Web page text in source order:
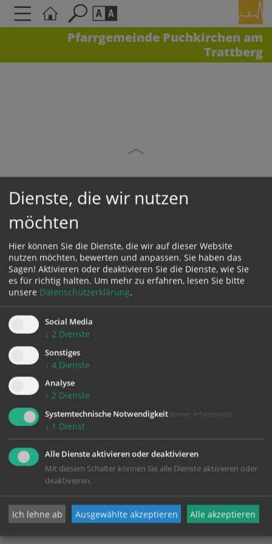
Pfarrgemeinde Puchkirchen am
Trattberg
A A A A A
Impressum
Datenschutz
Pfarrgemeinde Puchkirchen am Trattberg
Puchkirchen 7
4849 Puchkirchen am Trattberg
07682/7405
Mobil:0650/5123762 oder 0676/8776-5017
pfarre.puchkirchen@dioezese-linz.at
Dienste, die wir nutzen
möchten
Hier können Sie die Dienste, die wir auf dieser Website
nutzen möchten, bewerten und anpassen. Sie haben das
Sagen! Aktivieren oder deaktivieren Sie die Dienste, wie Sie
es für richtig halten. Um mehr zu erfahren, lesen Sie bitte
unsere Datenschutzerklärung.
Social Media
↓ 2 Dienste
Sonstiges
↓ 4 Dienste
Analyse
↓ 2 Dienste
Systemtechnische Notwendigkeit (immer erforderlich)
↓ 1 Dienst
Alle Dienste aktivieren oder deaktivieren
Mit diesem Schalter können Sie alle Dienste aktivieren oder
deaktivieren.
Ich lehne ab Ausgewählte akzeptieren Alle akzeptieren